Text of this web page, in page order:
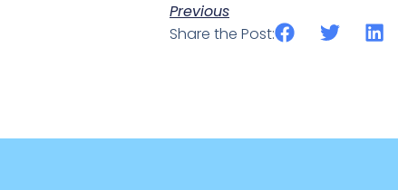
Previous
Share the Post: